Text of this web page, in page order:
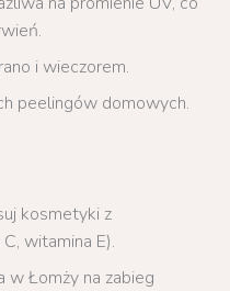
i wieczorem.
peelingów domowych.
kosmetyki z
witamina E).
w Łomży na zabieg